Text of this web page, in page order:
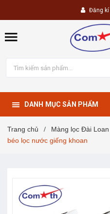
Đăng kí
DANH MỤC SẢN PHẨM
Trang chủ / Màng lọc Đài Loan
béo lọc nước giếng khoan